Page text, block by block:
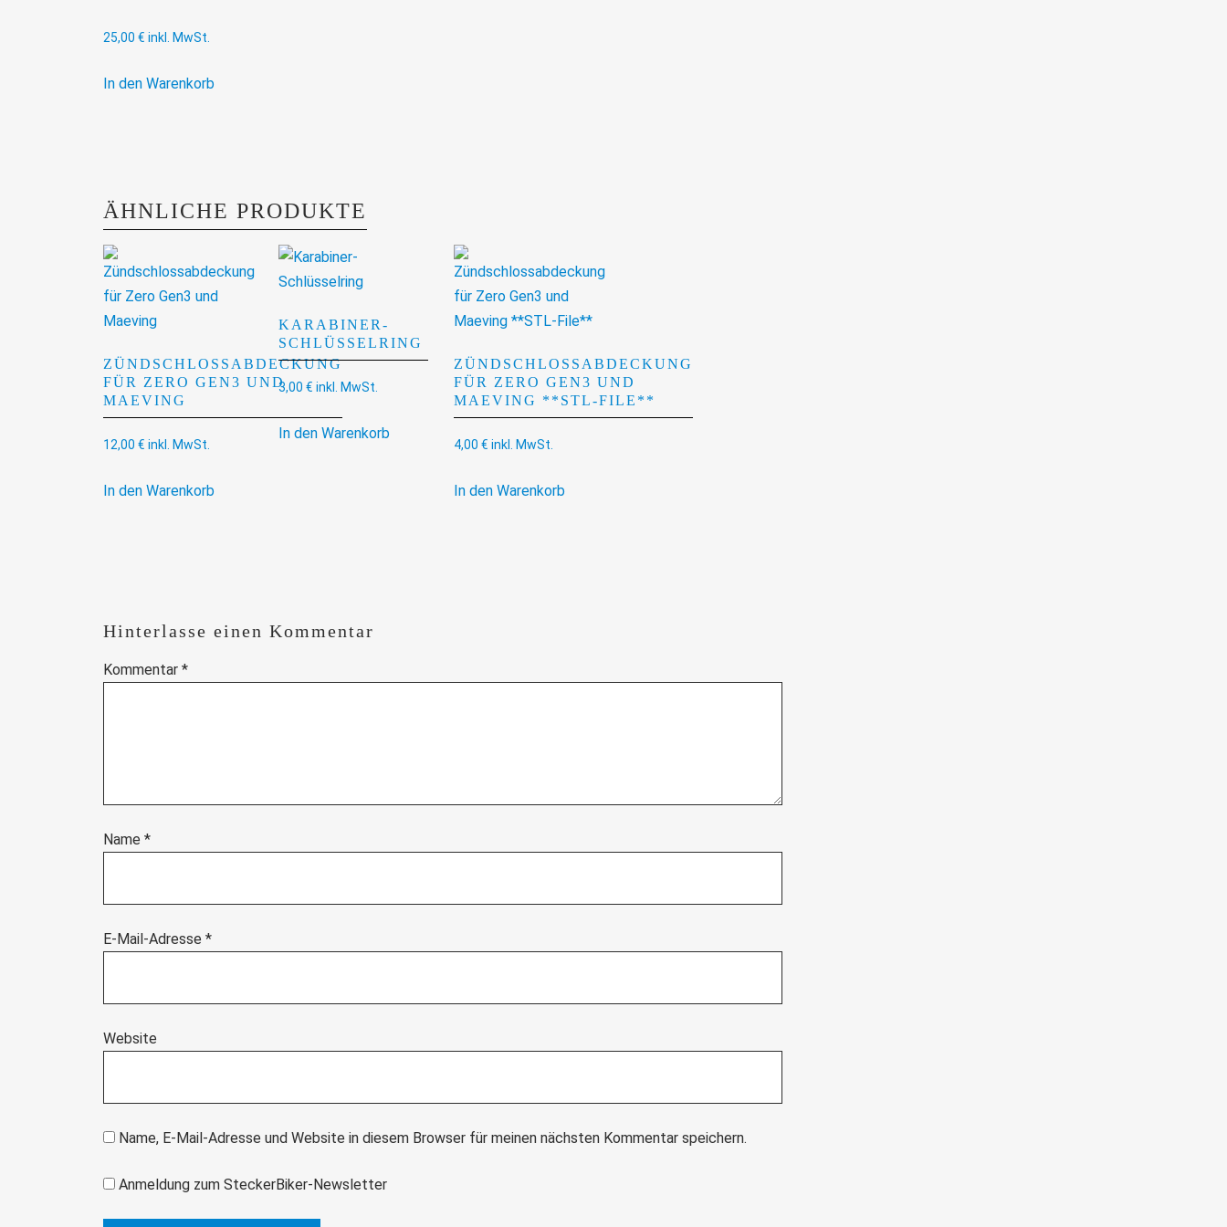
25,00 € inkl. MwSt.
In den Warenkorb
ÄHNLICHE PRODUKTE
ZÜNDSCHLOSSABDECKUNG
FÜR ZERO GEN3 UND
MAEVING
12,00 € inkl. MwSt.
In den Warenkorb
KARABINER-
SCHLÜSSELRING
3,00 € inkl. MwSt.
In den Warenkorb
ZÜNDSCHLOSSABDECKUNG
FÜR ZERO GEN3 UND
MAEVING **STL-FILE**
4,00€ inkl. MwSt.
In den Warenkorb
Hinterlasse einen Kommentar
Kommentar *
Name *
E-Mail-Adresse *
Website
Name, E-Mail-Adresse und Website in diesem Browser für meinen nächsten Kommentar speichern.
Anmeldung zum SteckerBiker-Newsletter